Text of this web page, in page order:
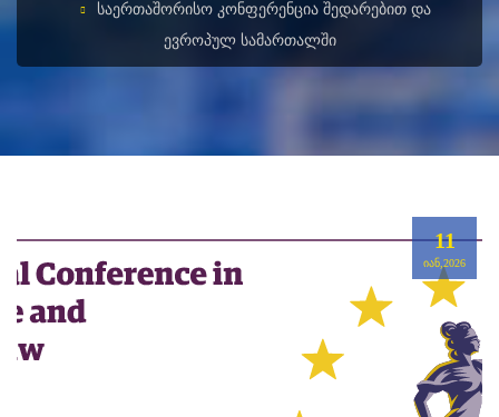
ᲡᲐᲔᲠᲗᲐᲨᲝᲠᲘᲡᲝ ᲙᲝᲜᲤᲔᲠᲔᲜᲪᲘᲐ ᲨᲔᲓᲐᲠᲔᲑᲘᲗ ᲓᲐ
ᲔᲕᲠᲝᲞᲣᲚ ᲡᲐᲛᲐᲠᲗᲐᲚᲨᲘ
11
ᲘᲐᲜ,2026